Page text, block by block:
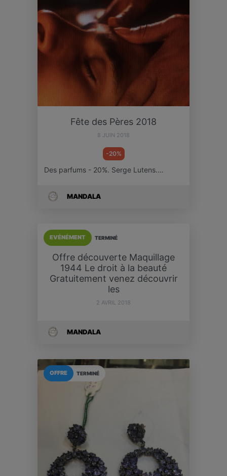
Fête des Pères 2018
8 JUIN 2018
-20%
Des parfums - 20%. Serge Lutens.…
MANDALA
TERMINÉ
EVÉNÉMENT
Offre découverte Maquillage
1944 Le droit à la beauté
Gratuitement venez découvrir
les
2 AVRIL 2018
MANDALA
TERMINÉ
OFFRE